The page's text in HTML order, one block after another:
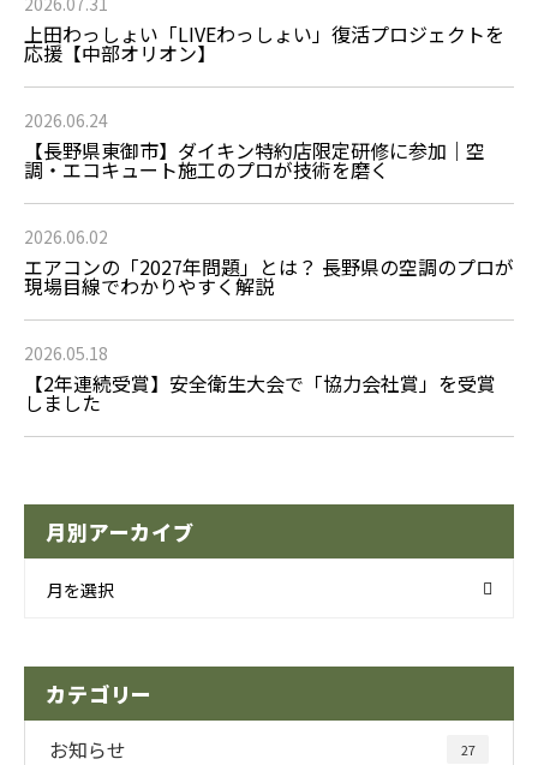
上田わっしょい「LIVEわっしょい」復活プロジェクトを
応援【中部オリオン】
2026.06.24
【長野県東御市】ダイキン特約店限定研修に参加｜空
調・エコキュート施工のプロが技術を磨く
2026.06.02
エアコンの「2027年問題」とは？ 長野県の空調のプロが
現場目線でわかりやすく解説
2026.05.18
【2年連続受賞】安全衛生大会で「協力会社賞」を受賞
しました
月別アーカイブ
月を選択
カテゴリー
お知らせ 27